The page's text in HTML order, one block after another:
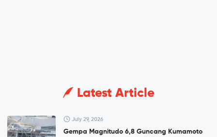
Latest Article
July 29, 2026
Gempa Magnitudo 6,8 Guncang Kumamoto